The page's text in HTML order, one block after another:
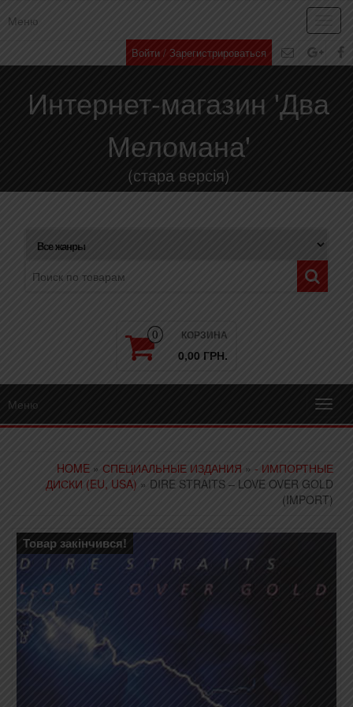
Меню
Войти / Зарегистрироваться
Интернет-магазин 'Два
Меломана'
(стара версія)
0 КОРЗИНА
0,00 ГРН.
Меню
HOME » СПЕЦИАЛЬНЫЕ ИЗДАНИЯ » - ИМПОРТНЫЕ
ДИСКИ (EU, USA) » DIRE STRAITS – LOVE OVER GOLD
(IMPORT)
Товар закінчився!